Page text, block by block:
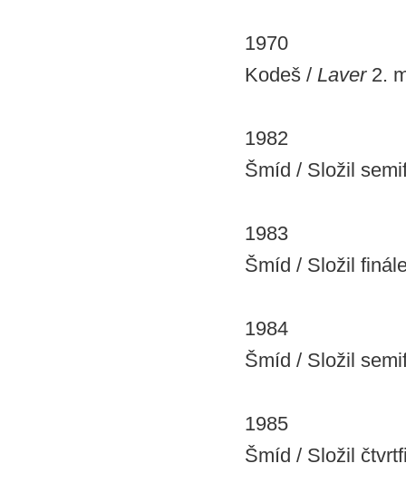
1970
Kodeš / Laver2.
1982
Šmíd / Složil
1983
Šmíd / Složil
1984
Šmíd / Složil
1985
Šmíd / Složil